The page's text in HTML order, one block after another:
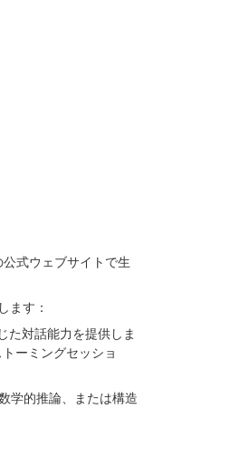
公式ウェブサイトで生
ます：
た対話能力を提供しま
ーミングセッショ
学的推論、または構造